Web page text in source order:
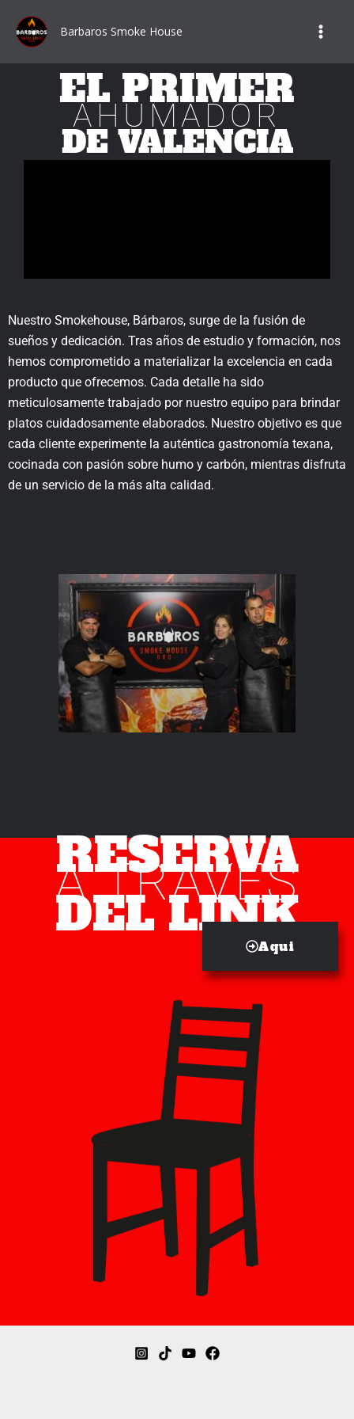
contenido
Barbaros Smoke House
EL PRIMER
AHUMADOR
DE VALENCIA
Nuestro Smokehouse, Bárbaros, surge de la fusión de
sueños y dedicación. Tras años de estudio y formación, nos
hemos comprometido a materializar la excelencia en cada
producto que ofrecemos. Cada detalle ha sido
meticulosamente trabajado por nuestro equipo para brindar
platos cuidadosamente elaborados. Nuestro objetivo es que
cada cliente experimente la auténtica gastronomía texana,
cocinada con pasión sobre humo y carbón, mientras disfruta
de un servicio de la más alta calidad.
RESERVA
A TRAVES
DEL LINK
Aqui